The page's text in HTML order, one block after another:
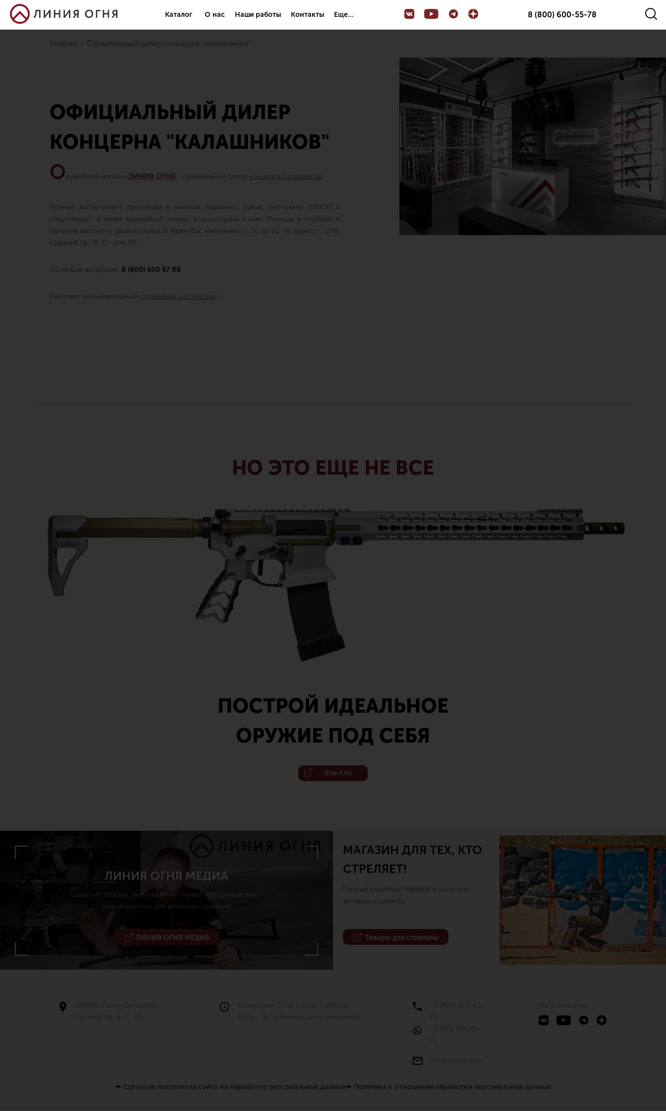
Каталог О нас Наши работы Контакты Еще... 8 (800) 600-55-78
Главная официальный дилер концерна "калашников"
ОФИЦИАЛЬНЫЙ ДИЛЕР
КОНЦЕРНА "КАЛАШНИКОВ"
Оружейный магазин ЛИНИЯ ОГНЯ - официальный дилер концерна Калашников.
Полный ассортимент продукции в наличии. Карабины, ружья, пистолеты (ОООП и
спортивные), а также оружейный тюнинг и аксессуары к ним. Помощь в подборе и
гарантия высокого уровня сервиса! Ждем Вас ежедневно, с 10 до 21, по адресу г. СПб,
Средний пр., В. О., дом 85.
По любым вопросам: 8 (800) 600 57 88.
Работает лицензированная оружейная мастерская!
НО ЭТО ЕЩЕ НЕ ВСЕ
ПОСТРОЙ ИДЕАЛЬНОЕ
ОРУЖИЕ ПОД СЕБЯ
line-f.ru
ЛИНИЯ ОГНЯ МЕДИА
События, обзоры, мероприятия - новый информационно-
медийный блок для активных стрелков!
ЛИНИЯ ОГНЯ МЕДИА
МАГАЗИН ДЛЯ ТЕХ, КТО
СТРЕЛЯЕТ!
Полный комплекс товаров и услуг для
активных стрелков.
Товары для стрельбы
199406, Санкт-Петербург,
Средний пр. В.О., 85
Будние дни: 11:00 - 19:00 Суббота:
11:00 - 18:00 Воскресенье: выходной
+7 (800) 600-55-
78
+7 (981) 848-65-
01
info@armsline.ru
Мы в соцсетях
✒ Согласие посетителя сайта на обработку персональных данных✒ Политика в отношении обработки персональных данных